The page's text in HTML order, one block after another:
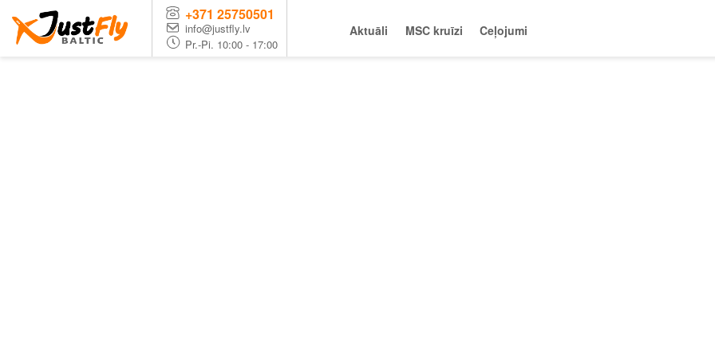
+371 25750501
info@justfly.lv
Pr.-Pi. 10:00 - 17:00
Aktuāli MSC kruīzi Ceļojumi